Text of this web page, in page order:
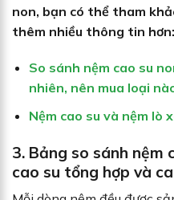
non, bạn có thể tham
thêm nhiều thông tin hơn:
So sánh nệm cao su
nhiên, nên mua loại
Nệm cao su và nệm lò
3. Bảng so sánh nệm
cao su tổng hợp và